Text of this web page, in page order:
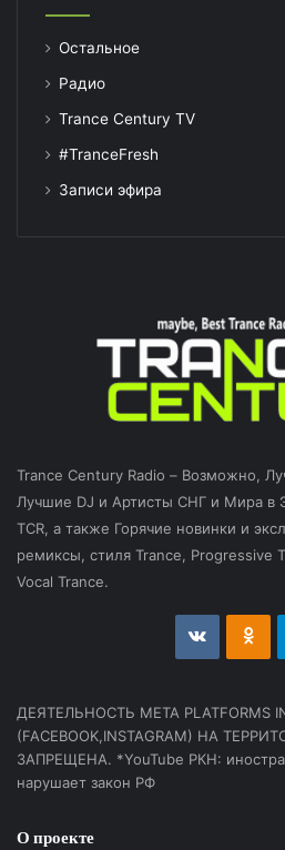
Остальное
Радио
Trance Century TV
#TranceFresh
Записи эфира
Trance Century Radio – Возможно,
Лучшие DJ и Артисты СНГ и Мира в
TCR, а также Горячие новинки и
ремиксы, стиля Trance, Progressive
Vocal Trance.
vk.com
ДЕЯТЕЛЬНОСТЬ МЕТА PLATFORMS
(FACEBOOK,INSTAGRAM) НА
ЗАПРЕЩЕНА. *YouTube РКН:
нарушает закон РФ
О проекте